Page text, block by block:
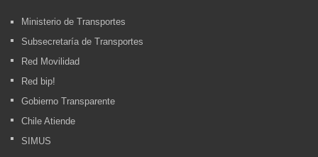
Ministerio de Transportes
Subsecretaría de Transportes
Red Movilidad
Red bip!
Gobierno Transparente
Chile Atiende
SIMUS